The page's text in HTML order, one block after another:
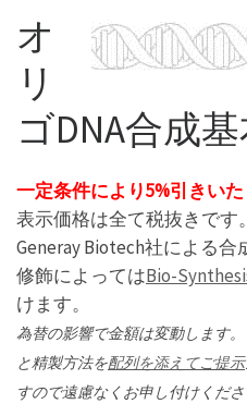
オ
リ
ゴDNA合成
一定条件により5%引きいた
表示価格は全て税抜きです
Generay Biotech社による
修飾によってはBio-
けます。
為替の影響で金額は変動します
と精製方法を配列を添えてご提示
すので遠慮なくお申し付けくださ